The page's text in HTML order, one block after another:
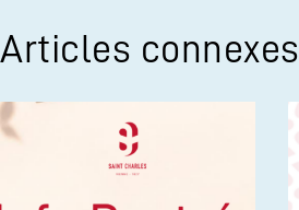
Articles connexes